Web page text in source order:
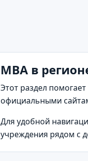
MBA в
Этот раздел
официальными
Для удобной
учреждения рядом с